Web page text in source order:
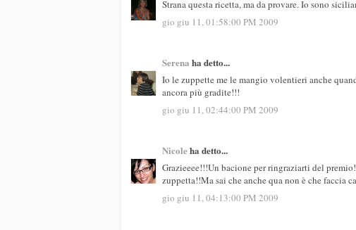
Strana questa ricetta, ma da provare. Io sono
gio giu 11, 01:58:00 PM 2009
Serena ha detto...
Io le zuppette me le mangio volentieri anche
ancora più gradite!!!
gio giu 11, 02:44:00 PM 2009
Nicoleha detto...
Grazieeee!!!Un bacione per ringraziarti del
zuppetta!!Ma sai che anche qua non è che faccia
gio giu 11, 04:13:00 PM 2009